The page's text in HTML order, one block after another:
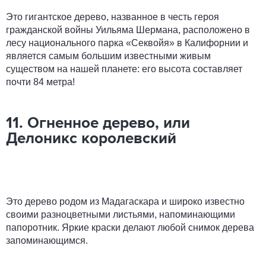
Это гигантское дерево, названное в честь героя
гражданской войны Уильяма Шермана, расположено в
лесу национального парка «Секвойя» в Калифорнии и
является самым большим известными живым
существом на нашей планете: его высота составляет
почти 84 метра!
11. Огненное дерево, или
Делоникс королевский
Это дерево родом из Мадагаскара и широко известно
своими разноцветными листьями, напоминающими
папоротник. Яркие краски делают любой снимок дерева
запоминающимся.